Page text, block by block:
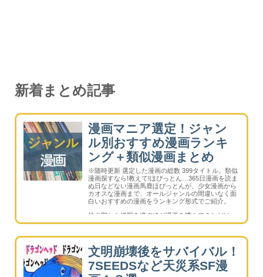
新着まとめ記事
漫画マニア選定！ジャン
ル別おすすめ漫画ランキ
ング＋類似漫画まとめ
※随時更新 選定した漫画の総数 399タイトル。類似
漫画探すなら!教えて!ほぴっとん…365日漫画を読ま
ぬ日などない漫画馬鹿ほぴっとんが、少女漫画から
カオスな漫画まで、オールジャンルの間違いなく面
白いおすすめの漫画をランキング形式でご紹介。
幼少期から婚期を逃すほど漫画を嗜んできただけ
に、少女漫画からカオスな漫画まで（成コミを除
文明崩壊後をサバイバル！
7SEEDSなど天災系SF漫